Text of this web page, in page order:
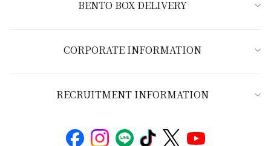
BENTO BOX DELIVERY
CORPORATE INFORMATION
RECRUITMENT INFORMATION